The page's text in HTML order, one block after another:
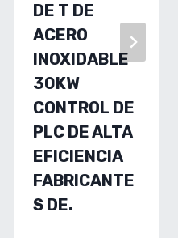
DE T DE
ACERO
INOXIDABLE
30KW
CONTROL DE
PLC DE ALTA
EFICIENCIA
FABRICANTE
S DE.